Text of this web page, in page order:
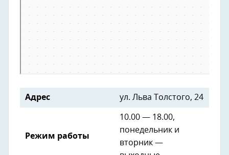
Адрес ул. Льва Толстого, 24
Режим работы
10.00 — 18.00,
понедельник и
вторник —